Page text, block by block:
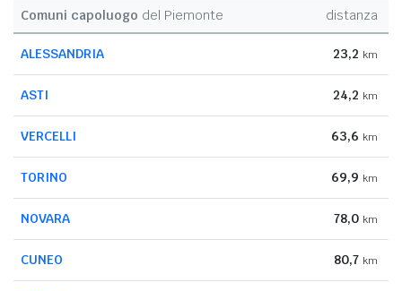
Comuni capoluogo del Piemonte distanza
ALESSANDRIA 23,2 km
ASTI 24,2 km
VERCELLI 63,6 km
TORINO 69,9 km
NOVARA 78,0 km
CUNEO 80,7 km